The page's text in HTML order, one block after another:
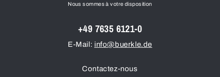
Nous sommes à votre disposition
+49 7635 6121-0
E-Mail: info@buerkle.de
Contactez-nous